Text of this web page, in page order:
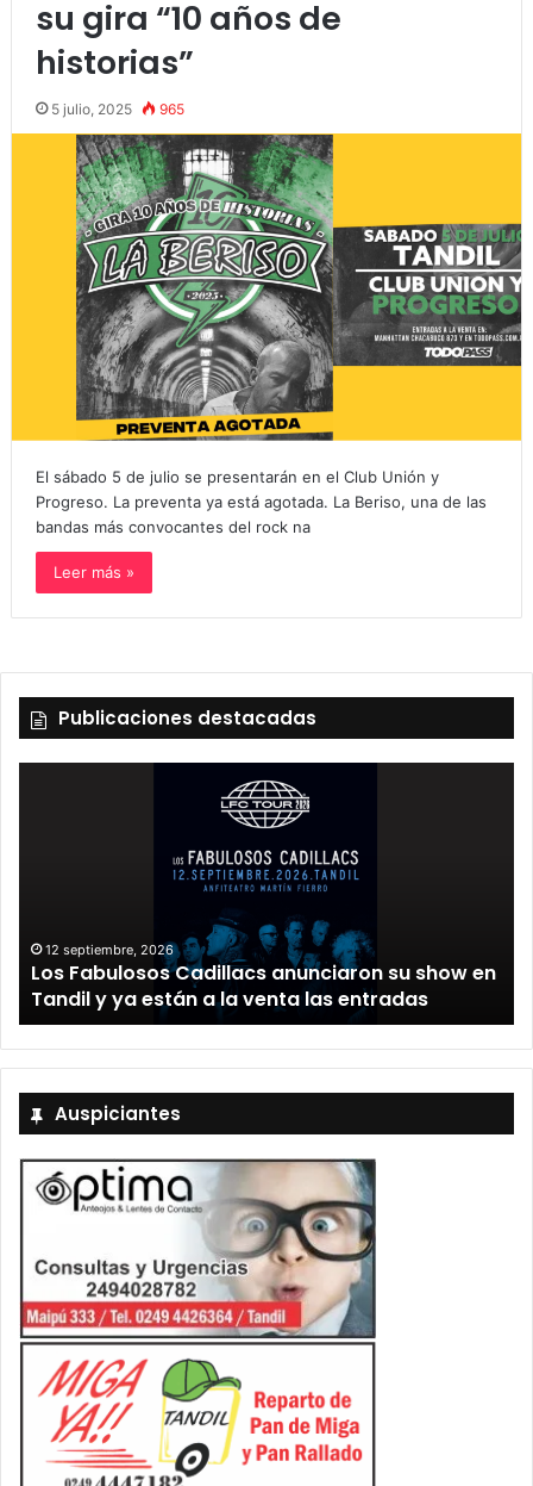
su gira “10 años de
historias”
5 julio, 2025 965
El sábado 5 de julio se presentarán en el Club Unión y
Progreso. La preventa ya está agotada. La Beriso, una de las
bandas más convocantes del rock na
Leer más »
Publicaciones destacadas
12 septiembre, 2026
Los Fabulosos Cadillacs anunciaron su show en
Tandil y ya están a la venta las entradas
Auspiciantes